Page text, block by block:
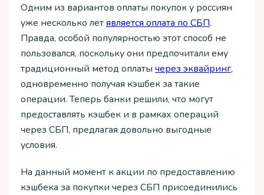
Одним из вариантов оплаты покупок у россиян
уже несколько летявляется оплата по СБП.
Правда, особой популярностью этот способ не
пользовался, поскольку они предпочитали ему
традиционный метод оплаты через эквайринг,
одновременно получая кэшбек за такие
операции. Теперь банки решили, что могут
предоставлять кэшбек и в рамках операций
через СБП, предлагая довольно выгодные
условия.
На данный момент к акции по предоставлению
кэшбека за покупки через СБП присоединились